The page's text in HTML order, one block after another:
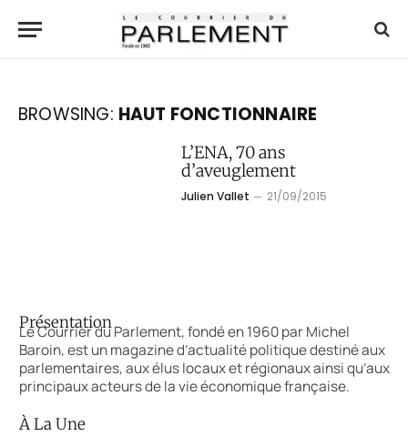
BROWSING: HAUT FONCTIONNAIRE
L’ENA, 70 ans
d’aveuglement
Julien Vallet 21/09/2015
Présentation
Le Courrier du Parlement, fondé en 1960 par Michel
Baroin, est un magazine d’actualité politique destiné aux
parlementaires, aux élus locaux et régionaux ainsi qu’aux
principaux acteurs de la vie économique française.
À La Une